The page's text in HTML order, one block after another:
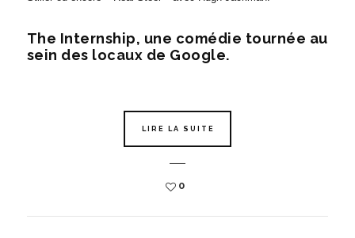
The Internship, une comédie tournée au
sein des locaux de Google.
LIRE LA SUITE
0